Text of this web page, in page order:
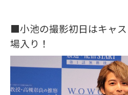
■小池の撮影初日はキャ
場入り！